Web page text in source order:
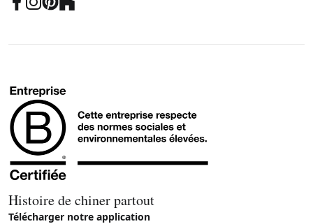
Histoire de chiner partout
Télécharger notre application